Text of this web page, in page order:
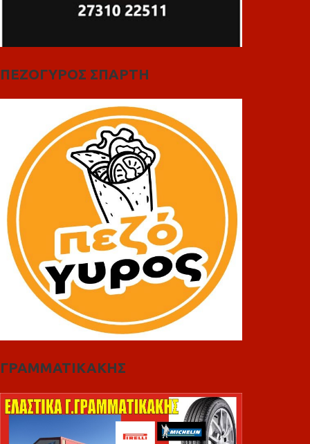
ΠΕΖΟΓΥΡΟΣ ΣΠΑΡΤΗ
ΓΡΑΜΜΑΤΙΚΑΚΗΣ